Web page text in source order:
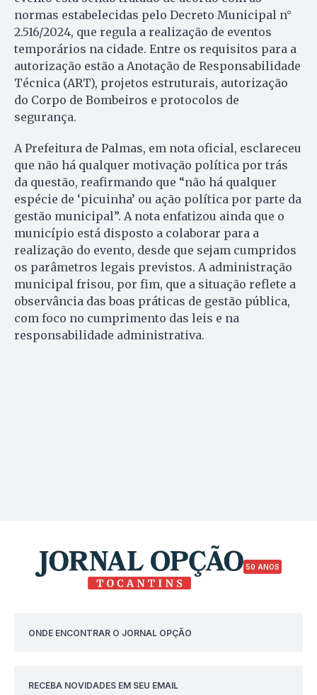
normas estabelecidas pelo Decreto Municipal n°
2.516/2024, que regula a realização de eventos
temporários na cidade. Entre os requisitos para a
autorização estão a Anotação de Responsabilidade
Técnica (ART), projetos estruturais, autorização
do Corpo de Bombeiros e protocolos de
segurança.
A Prefeitura de Palmas, em nota oficial, esclareceu
que não há qualquer motivação política por trás
da questão, reafirmando que “não há qualquer
espécie de ‘picuinha’ ou ação política por parte da
gestão municipal”. A nota enfatizou ainda que o
município está disposto a colaborar para a
realização do evento, desde que sejam cumpridos
os parâmetros legais previstos. A administração
municipal frisou, por fim, que a situação reflete a
observância das boas práticas de gestão pública,
com foco no cumprimento das leis e na
responsabilidade administrativa.
50 ANOS
ONDE ENCONTRAR O JORNAL OPÇÃO
RECEBA NOVIDADES EM SEU EMAIL